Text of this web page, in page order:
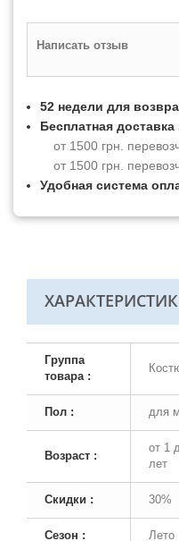
Написать отзыв
52 недели для
Бесплатная доставка
от 1500 грн.
от 1500 грн.
Удобная система
Группа
товара :
Пол : для
Возраст :
от 1
лет
Скидки : 30%
Сезон : Лето